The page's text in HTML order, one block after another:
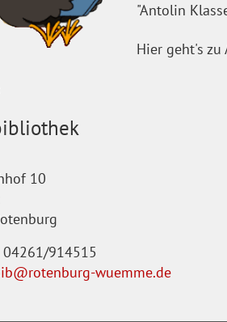
"Antolin
Hier geht's zu
10
04261/914515
wuemme.de